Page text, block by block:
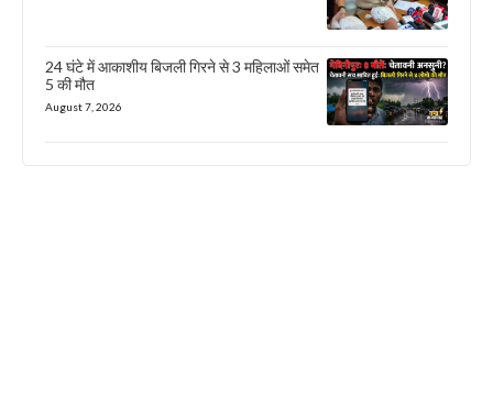
24 घंटे में आकाशीय बिजली गिरने से 3 महिलाओं समेत
5 की मौत
August 7, 2026